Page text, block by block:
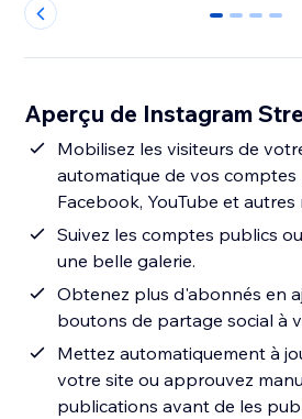
0 1 2 3
Aperçu de Instagram
Mobilisez les visiteurs de
automatique de vos comptes
Facebook, YouTube et autres
Suivez les comptes publics
une belle galerie.
Obtenez plus d'abonnés en
boutons de partage social à
Mettez automatiquement à
votre site ou approuvez
publications avant de les